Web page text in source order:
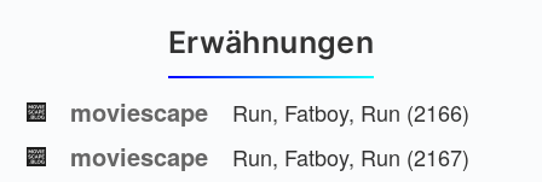
Erwähnungen
moviescape Run, Fatboy, Run (2166)
moviescape Run, Fatboy, Run (2167)